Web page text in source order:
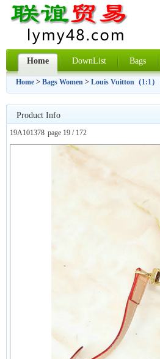
Home DownList Bags
Home > Bags Women > Louis Vuitton（1:1）
Product Info
19A101378 page 19 / 172